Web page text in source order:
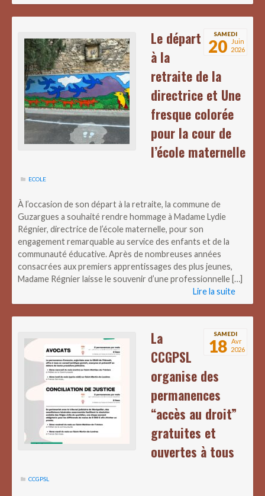
SAMEDI
20
Juin
2026
Le départ
à la
retraite de la
directrice et Une
fresque colorée
pour la cour de
l’école maternelle
ECOLE
À l’occasion de son départ à la retraite, la commune de
Guzargues a souhaité rendre hommage à Madame Lydie
Régnier, directrice de l’école maternelle, pour son
engagement remarquable au service des enfants et de la
communauté éducative. Après de nombreuses années
consacrées aux premiers apprentissages des plus jeunes,
Madame Régnier laisse le souvenir d’une professionnelle […]
Lire la suite
SAMEDI
18 Avr
2026
La
CCGPSL
organise des
permanences
“accès au droit”
gratuites et
ouvertes à tous
CCGPSL